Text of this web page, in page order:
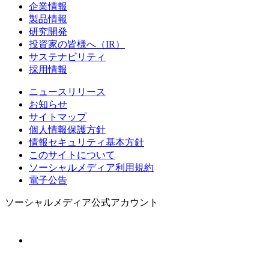
企業情報
製品情報
研究開発
投資家の皆様へ（IR）
サステナビリティ
採用情報
ニュースリリース
お知らせ
サイトマップ
個人情報保護方針
情報セキュリティ基本方針
このサイトについて
ソーシャルメディア利用規約
電子公告
ソーシャルメディア公式アカウント